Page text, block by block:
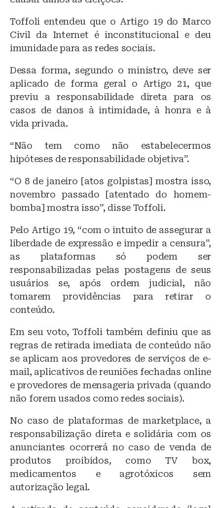
Toffoli entendeu que o Artigo 19 do Marco
Civil da Internet é inconstitucional e deu
imunidade para as redes sociais.
Dessa forma, segundo o ministro, deve ser
aplicado de forma geral o Artigo 21, que
previu a responsabilidade direta para os
casos de danos à intimidade, à honra e à
vida privada.
“Não tem como não estabelecermos
hipóteses de responsabilidade objetiva”.
“O 8 de janeiro [atos golpistas] mostra isso,
novembro passado [atentado do homem-
bomba] mostra isso”, disse Toffoli.
Pelo Artigo 19, “com o intuito de assegurar a
liberdade de expressão e impedir a censura”,
as plataformas só podem ser
responsabilizadas pelas postagens de seus
usuários se, após ordem judicial, não
tomarem providências para retirar o
conteúdo.
Em seu voto, Toffoli também definiu que as
regras de retirada imediata de conteúdo não
se aplicam aos provedores de serviços de e-
mail, aplicativos de reuniões fechadas online
e provedores de mensageria privada (quando
não forem usados como redes sociais).
No caso de plataformas de marketplace, a
responsabilização direta e solidária com os
anunciantes ocorrerá no caso de venda de
produtos proibidos, como TV box,
medicamentos e agrotóxicos sem
autorização legal.